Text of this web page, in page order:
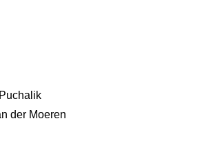
der Moeren